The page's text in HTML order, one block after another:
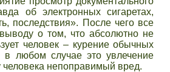
об электронных сигаретах,
последствия». После чего все
о том, что абсолютно не
человек – курение обычных
в любом случае это увлечение
человека непоправимый вред.